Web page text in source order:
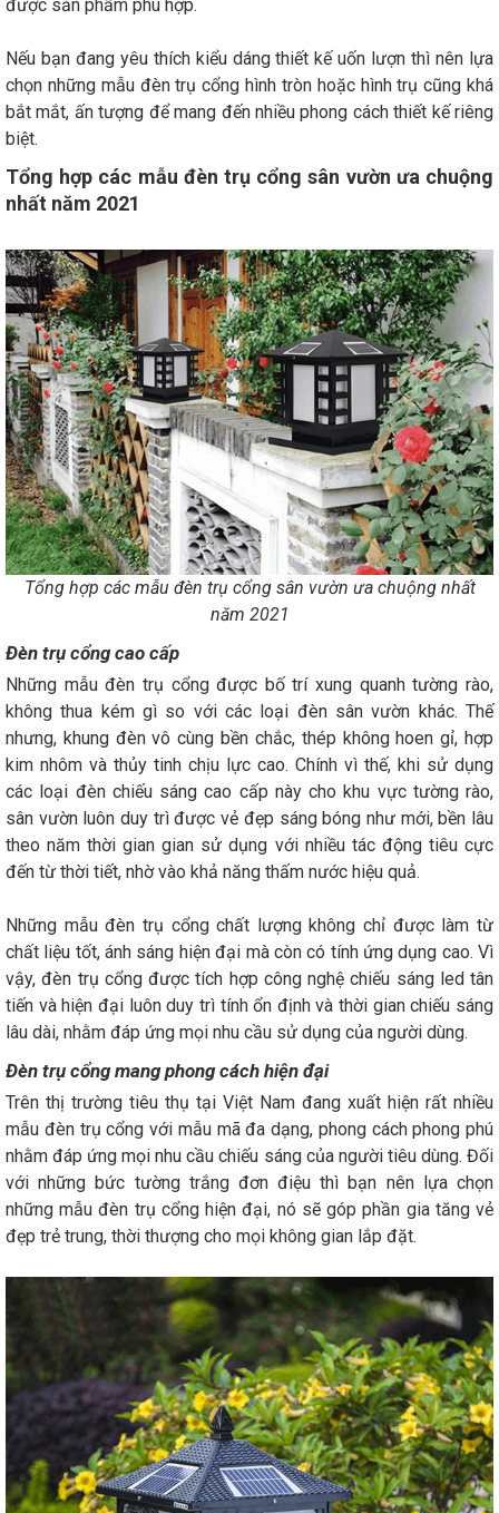
được sản phẩm phù hợp.
Nếu bạn đang yêu thích kiểu dáng thiết kế uốn lượn thì nên lựa
chọn những mẫu đèn trụ cổng hình tròn hoặc hình trụ cũng khá
bắt mắt, ấn tượng để mang đến nhiều phong cách thiết kế riêng
biệt.
Tổng hợp các mẫu đèn trụ cổng sân vườn ưa chuộng
nhất năm 2021
Tổng hợp các mẫu đèn trụ cổng sân vườn ưa chuộng nhất
năm 2021
Đèn trụ cổng cao cấp
Những mẫu đèn trụ cổng được bố trí xung quanh tường rào,
không thua kém gì so với các loại đèn sân vườn khác. Thế
nhưng, khung đèn vô cùng bền chắc, thép không hoen gỉ, hợp
kim nhôm và thủy tinh chịu lực cao. Chính vì thế, khi sử dụng
các loại đèn chiếu sáng cao cấp này cho khu vực tường rào,
sân vườn luôn duy trì được vẻ đẹp sáng bóng như mới, bền lâu
theo năm thời gian gian sử dụng với nhiều tác động tiêu cực
đến từ thời tiết, nhờ vào khả năng thấm nước hiệu quả.
Những mẫu đèn trụ cổng chất lượng không chỉ được làm từ
chất liệu tốt, ánh sáng hiện đại mà còn có tính ứng dụng cao. Vì
vậy, đèn trụ cổng được tích hợp công nghệ chiếu sáng led tân
tiến và hiện đại luôn duy trì tính ổn định và thời gian chiếu sáng
lâu dài, nhằm đáp ứng mọi nhu cầu sử dụng của người dùng.
Đèn trụ cổng mang phong cách hiện đại
Trên thị trường tiêu thụ tại Việt Nam đang xuất hiện rất nhiều
mẫu đèn trụ cổng với mẫu mã đa dạng, phong cách phong phú
nhằm đáp ứng mọi nhu cầu chiếu sáng của người tiêu dùng. Đối
với những bức tường trắng đơn điệu thì bạn nên lựa chọn
những mẫu đèn trụ cổng hiện đại, nó sẽ góp phần gia tăng vẻ
đẹp trẻ trung, thời thượng cho mọi không gian lắp đặt.